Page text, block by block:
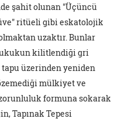
şahit olunan "Üçüncü
ritüeli gibi eskatolojik
uzaktır. Bunlar
kilitlendiği gri
üzerinden yeniden
mülkiyet ve
formuna sokarak
Tapınak Tepesi